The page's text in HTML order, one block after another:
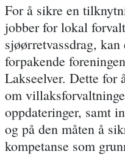
For å sikre en
jobber for lokal
sjøørretvassdrag, kan
forpakende
Lakseelver. Dette for
om
oppdateringer, samt
og på den måten å
kompetanse som